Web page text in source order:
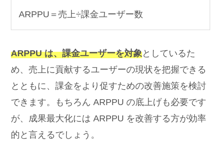
ARPPU＝売上÷課金ユーザー数
ARPPU は、課金ユーザーを対象としているた
め、売上に貢献するユーザーの現状を把握できる
とともに、課金をより促すための改善施策を検討
できます。もちろん ARPPU の底上げも必要です
が、成果最大化には ARPPU を改善する方が効率
的と言えるでしょう。